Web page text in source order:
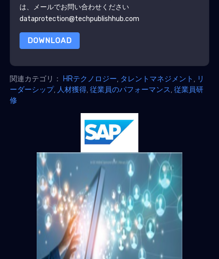
は、メールでお問い合わせください
dataprotection@techpublishhub.com
DOWNLOAD
関連カテゴリ： HRテクノロジー タレントマネジメント
リ
ーダーシップ, 人材獲得 従業員のパフォーマンス 従業員研
修